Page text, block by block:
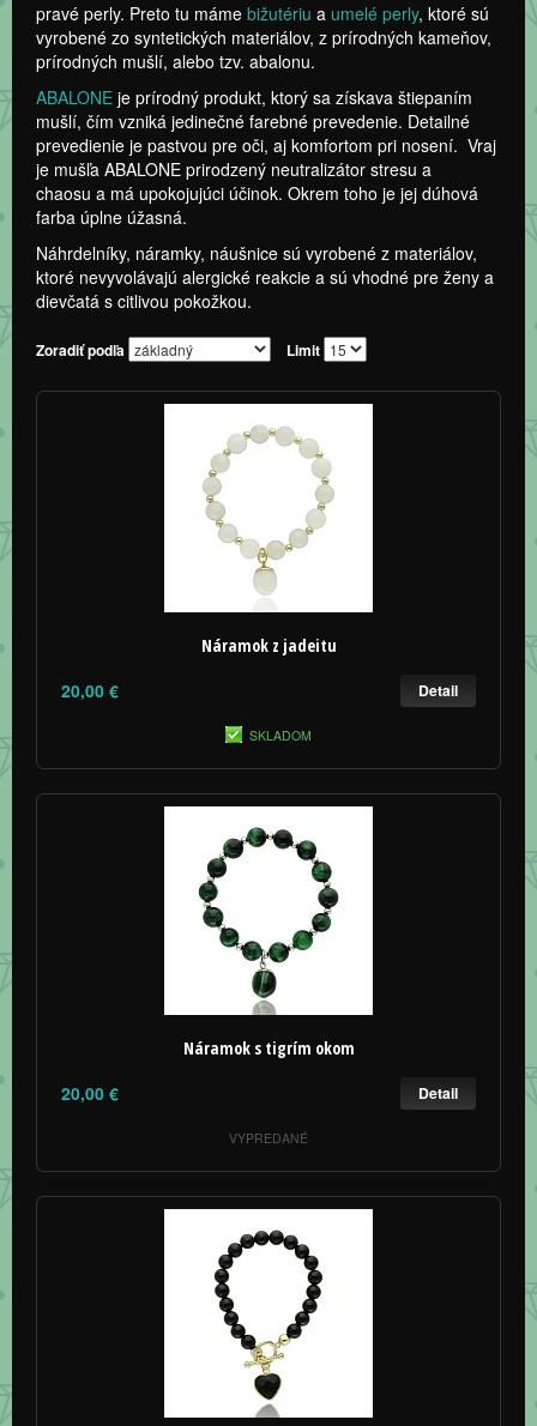
pravé perly. Preto tu máme bižutériu a umelé perly, ktoré sú
vyrobené zo syntetických materiálov, z prírodných kameňov,
prírodných mušlí, alebo tzv. abalonu.
ABALONE je prírodný produkt, ktorý sa získava štiepaním
mušlí, čím vzniká jedinečné farebné prevedenie. Detailné
prevedienie je pastvou pre oči, aj komfortom pri nosení. Vraj
je mušľa ABALONE prirodzený neutralizátor stresu a
chaosu a má upokojujúci účinok. Okrem toho je jej dúhová
farba úplne úžasná.
Náhrdelníky, náramky, náušnice sú vyrobené z materiálov,
ktoré nevyvolávajú alergické reakcie a sú vhodné pre ženy a
dievčatá s citlivou pokožkou.
Zoradiť podľa Limit
Náramok z jadeitu
20,00 € Detail
SKLADOM
Náramok s tigrím okom
20,00 € Detail
VYPREDANÉ